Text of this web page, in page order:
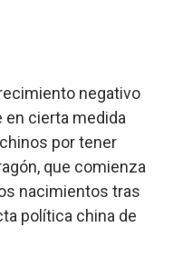
negativo
en cierta medida
por tener
que comienza
nacimientos tras
política china de